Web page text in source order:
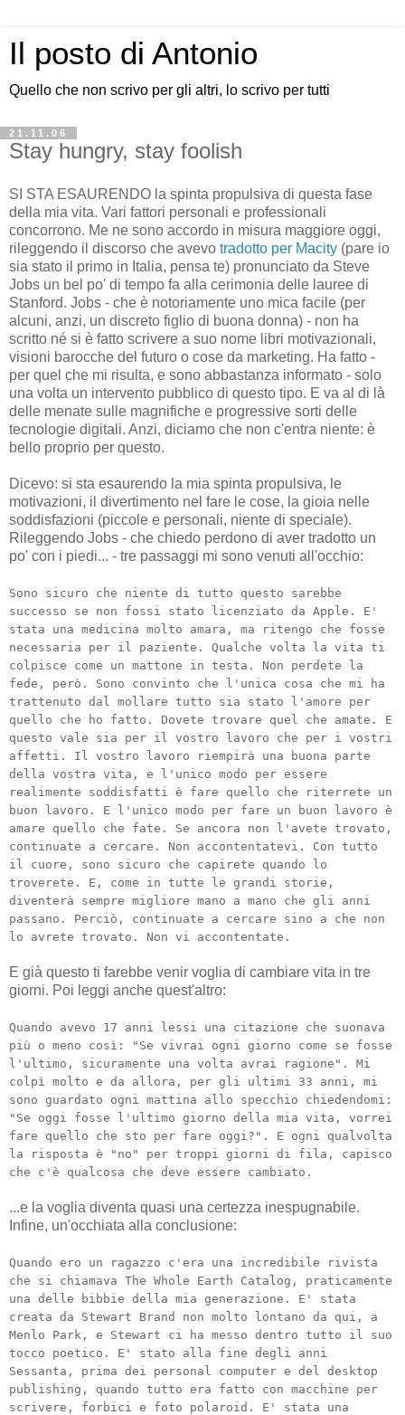
Il posto di Antonio
Quello che non scrivo per gli altri, lo scrivo per tutti
21.11.06
Stay hungry, stay foolish
SI STA ESAURENDO la spinta propulsiva di questa fase
della mia vita. Vari fattori personali e professionali
concorrono. Me ne sono accordo in misura maggiore oggi,
rileggendo il discorso che avevo tradotto per Macity (pare io
sia stato il primo in Italia, pensa te) pronunciato da Steve
Jobs un bel po' di tempo fa alla cerimonia delle lauree di
Stanford. Jobs - che è notoriamente uno mica facile (per
alcuni, anzi, un discreto figlio di buona donna) - non ha
scritto né si è fatto scrivere a suo nome libri motivazionali,
visioni barocche del futuro o cose da marketing. Ha fatto -
per quel che mi risulta, e sono abbastanza informato - solo
una volta un intervento pubblico di questo tipo. E va al di là
delle menate sulle magnifiche e progressive sorti delle
tecnologie digitali. Anzi, diciamo che non c'entra niente: è
bello proprio per questo.
Dicevo: si sta esaurendo la mia spinta propulsiva, le
motivazioni, il divertimento nel fare le cose, la gioia nelle
soddisfazioni (piccole e personali, niente di speciale).
Rileggendo Jobs - che chiedo perdono di aver tradotto un
po' con i piedi... - tre passaggi mi sono venuti all'occhio:
Sono sicuro che niente di tutto questo sarebbe
successo se non fossi stato licenziato da Apple. E'
stata una medicina molto amara, ma ritengo che fosse
necessaria per il paziente. Qualche volta la vita ti
colpisce come un mattone in testa. Non perdete la
fede, però. Sono convinto che l'unica cosa che mi ha
trattenuto dal mollare tutto sia stato l'amore per
quello che ho fatto. Dovete trovare quel che amate. E
questo vale sia per il vostro lavoro che per i vostri
affetti. Il vostro lavoro riempirà una buona parte
della vostra vita, e l'unico modo per essere
realimente soddisfatti è fare quello che riterrete un
buon lavoro. E l'unico modo per fare un buon lavoro è
amare quello che fate. Se ancora non l'avete trovato,
continuate a cercare. Non accontentatevi. Con tutto
il cuore, sono sicuro che capirete quando lo
troverete. E, come in tutte le grandi storie,
diventerà sempre migliore mano a mano che gli anni
passano. Perciò, continuate a cercare sino a che non
lo avrete trovato. Non vi accontentate.
E già questo ti farebbe venir voglia di cambiare vita in tre
giorni. Poi leggi anche quest'altro:
Quando avevo 17 anni lessi una citazione che suonava
più o meno così: "Se vivrai ogni giorno come se fosse
l'ultimo, sicuramente una volta avrai ragione". Mi
colpì molto e da allora, per gli ultimi 33 anni, mi
sono guardato ogni mattina allo specchio chiedendomi:
"Se oggi fosse l'ultimo giorno della mia vita, vorrei
fare quello che sto per fare oggi?". E ogni qualvolta
la risposta è "no" per troppi giorni di fila, capisco
che c'è qualcosa che deve essere cambiato.
...e la voglia diventa quasi una certezza inespugnabile.
Infine, un'occhiata alla conclusione:
Quando ero un ragazzo c'era una incredibile rivista
che si chiamava The Whole Earth Catalog, praticamente
una delle bibbie della mia generazione. E' stata
creata da Stewart Brand non molto lontano da qui, a
Menlo Park, e Stewart ci ha messo dentro tutto il suo
tocco poetico. E' stato alla fine degli anni
Sessanta, prima dei personal computer e del desktop
publishing, quando tutto era fatto con macchine per
scrivere, forbici e foto polaroid. E' stata una